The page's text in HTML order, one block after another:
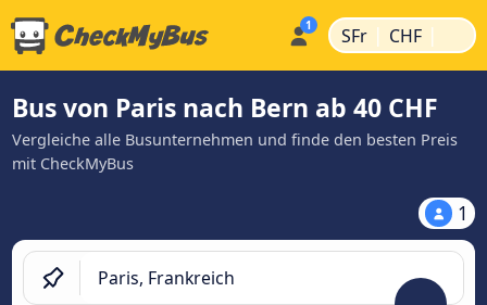
SFr | CHF |
Bus von Paris nach Bern ab 40 CHF
Vergleiche alle Busunternehmen und finde den besten Preis
mit CheckMyBus
1